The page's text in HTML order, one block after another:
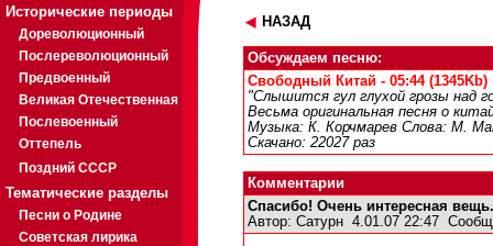
Исторические периоды
Дореволюционный
Послереволюционный
Предвоенный
Великая Отечественная
Послевоенный
Оттепель
Поздний СССР
Тематические разделы
Песни о Родине
Советская лирика
НАЗАД
Обсуждаем песню:
Свободный Китай - 05:44 (1345Kb)
"Слышится гул глухой грозы над
Весьма оригинальная песня о
Музыка: К. Корчмарев Слова: М.
Скачано: 22027 раз
Комментарии
Спасибо! Очень интересная вещь.
Автор: Сатурн 4.01.07 22:47